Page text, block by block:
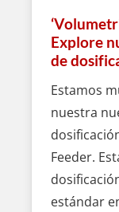
Explore
de
Estamos
nuestra
Feeder.
estándar